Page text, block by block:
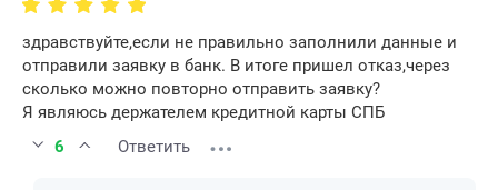
здравствуйте,если не правильно заполнили данные и
отправили заявку в банк. В итоге пришел отказ,через
сколько можно повторно отправить заявку?
Я являюсь держателем кредитной карты СПБ
6
Ответить